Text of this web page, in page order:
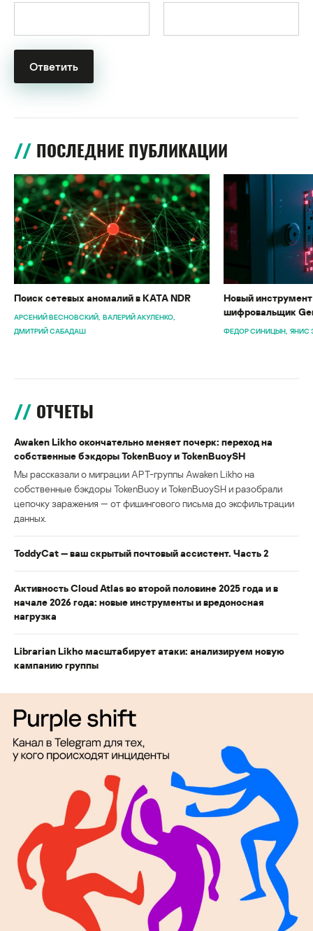
ПОСЛЕДНИЕ ПУБЛИКАЦИИ
Поиск сетевых аномалий в KATA NDR
АРСЕНИЙ ВЕСНОВСКИЙ ВАЛЕРИЙ АКУЛЕНКО
ДМИТРИЙ САБАДАШ
Новый
шифровальщик
ФЕДОР СИНИЦЫН ЯНИС
ОТЧЕТЫ
Awaken Likho окончательно меняет почерк: переход на
собственные бэкдоры TokenBuoy и TokenBuoySH
Мы рассказали о миграции APT-группы Awaken Likho на
собственные бэкдоры TokenBuoy и TokenBuoySH и разобрали
цепочку заражения — от фишингового письма до эксфильтрации
данных.
ToddyCat — ваш скрытый почтовый ассистент. Часть 2
Активность Cloud Atlas во второй половине 2025 года и в
начале 2026 года: новые инструменты и вредоносная
нагрузка
Librarian Likho масштабирует атаки: анализируем новую
кампанию группы